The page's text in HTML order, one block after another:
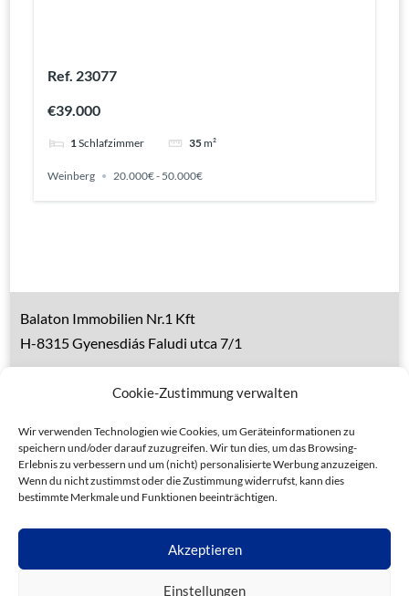
Cookie-Zustimmung verwalten
Wir verwenden Technologien wie Cookies, um Geräteinformationen zu
speichern und/oder darauf zuzugreifen. Wir tun dies, um das Browsing-
Erlebnis zu verbessern und um (nicht) personalisierte Werbung anzuzeigen.
Wenn du nicht zustimmst oder die Zustimmung widerrufst, kann dies
bestimmte Merkmale und Funktionen beeinträchtigen.
Akzeptieren
Einstellungen
Ref. 23077
€39.000
1Schlafzimmer 35m²
Weinberg 20.000€ - 50.000€
Balaton Immobilien Nr.1 Kft
H-8315 Gyenesdiás Faludi utca 7/1
Handy 2: 0036 20 935 6160 (ungarisch)
Allgemeine Geschäftsbedingungen
Impressum